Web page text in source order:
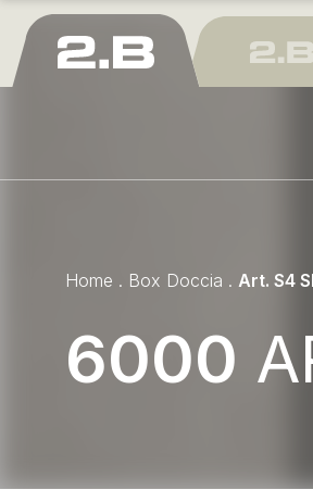
Home . Box Doccia . Art. S4
6000